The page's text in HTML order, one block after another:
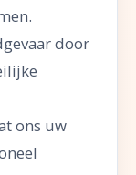
door
ons uw